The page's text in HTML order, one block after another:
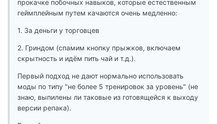
прокачке побочных навыков, которые естественным
геймплейным путем качаются очень медленно:
1. За деньги у торговцев
2. Гриндом (спамим кнопку прыжков, включаем
скрытность и идём пить чай и т.д.).
Первый подход не дают нормально использовать
моды по типу "не более 5 тренировок за уровень" (не
знаю, выпилены ли таковые из готовящейся к выходу
версии репака).